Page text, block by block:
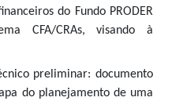
do Fundo PRODER
CFA/CRAs, visando à
preliminar: documento
do planejamento de uma